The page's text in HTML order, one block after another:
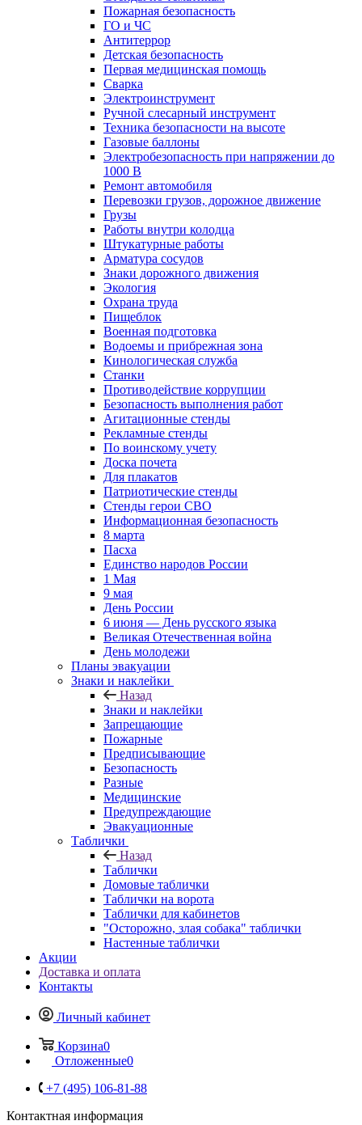
Пожарная безопасность
ГО и ЧС
Антитеррор
Детская безопасность
Первая медицинская помощь
Сварка
Электроинструмент
Ручной слесарный инструмент
Техника безопасности на высоте
Газовые баллоны
Электробезопасность при напряжении до
1000 В
Ремонт автомобиля
Перевозки грузов, дорожное движение
Грузы
Работы внутри колодца
Штукатурные работы
Арматура сосудов
Знаки дорожного движения
Экология
Охрана труда
Пищеблок
Военная подготовка
Водоемы и прибрежная зона
Кинологическая служба
Станки
Противодействие коррупции
Безопасность выполнения работ
Агитационные стенды
Рекламные стенды
По воинскому учету
Доска почета
Для плакатов
Патриотические стенды
Стенды герои СВО
Информационная безопасность
8 марта
Пасха
Единство народов России
1 Мая
9 мая
День России
6 июня — День русского языка
Великая Отечественная война
День молодежи
Планы эвакуации
Знаки и наклейки
Назад
Знаки и наклейки
Запрещающие
Пожарные
Предписывающие
Безопасность
Разные
Медицинские
Предупреждающие
Эвакуационные
Таблички
Назад
Таблички
Домовые таблички
Таблички на ворота
Таблички для кабинетов
"Осторожно, злая собака" таблички
Настенные таблички
Акции
Доставка и оплата
Контакты
Личный кабинет
Корзина0
Отложенные0
+7 (495) 106-81-88
Контактная информация